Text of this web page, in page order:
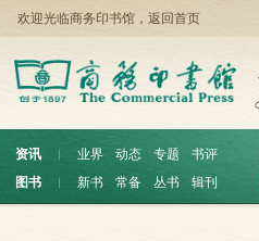
欢迎光临商务印书馆， 返回首页
资讯 ︱ 业界 动态 专题
书评
图书
︱ 新书 常备 丛书 辑刊